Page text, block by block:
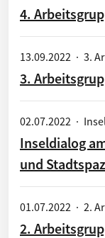
4.
13.09.2022 · 3.
3.
02.07.2022 ·
Inseldialog
und
01.07.2022 · 2.
2.